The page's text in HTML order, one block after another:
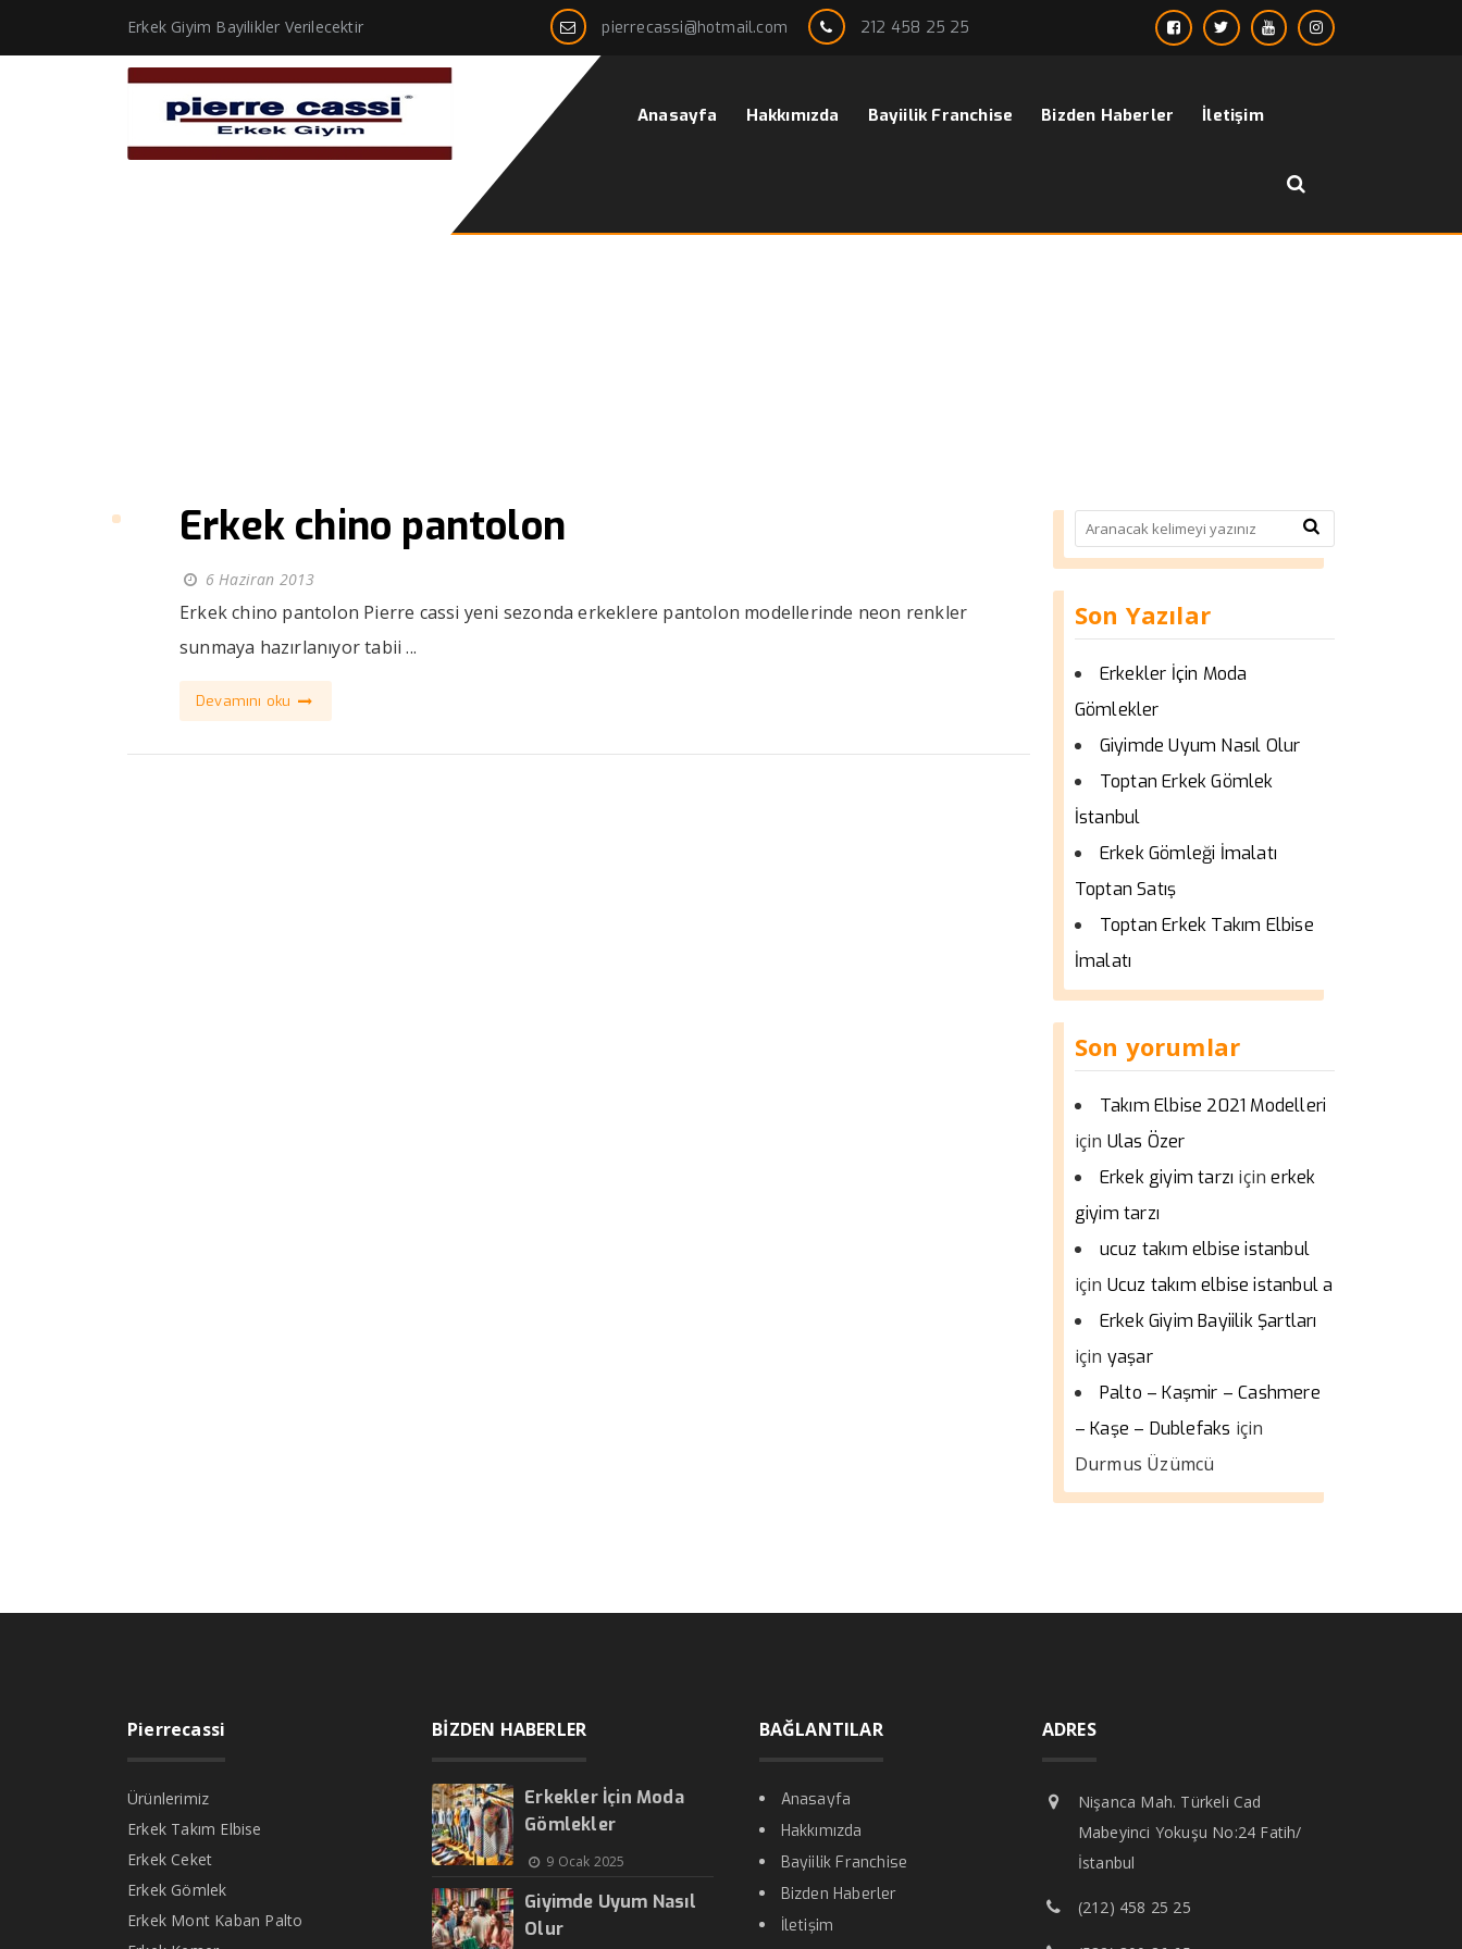
Erkek Giyim Bayilikler Verilecektir pierrecassi@hotmail.com 212 458 25 25
Anasayfa Hakkımızda Bayiilik Franchise Bizden Haberler İletişim
Erkek chino pantolon
6 Haziran 2013
Erkek chino pantolon Pierre cassi yeni sezonda erkeklere pantolon modellerinde neon renkler
sunmaya hazırlanıyor tabii ...
Devamını oku
Son Yazılar
Erkekler İçin Moda
Gömlekler
Giyimde Uyum Nasıl Olur
Toptan Erkek Gömlek
İstanbul
Erkek Gömleği İmalatı
Toptan Satış
Toptan Erkek Takım Elbise
İmalatı
Son yorumlar
Takım Elbise 2021 Modelleri
için Ulas Özer
Erkek giyim tarzı içinerkek
giyim tarzı
ucuz takım elbise istanbul
için Ucuz takım elbise istanbul a
Erkek Giyim Bayiilik Şartları
için yaşar
Palto – Kaşmir – Cashmere
– Kaşe – Dublefaks için
Durmus Üzümcü
Pierrecassi
Ürünlerimiz
Erkek Takım Elbise
Erkek Ceket
Erkek Gömlek
Erkek Mont Kaban Palto
BİZDEN HABERLER
Erkekler İçin Moda
Gömlekler
9 Ocak 2025
Giyimde Uyum Nasıl
Olur
BAĞLANTILAR
Anasayfa
Hakkımızda
Bayiilik Franchise
Bizden Haberler
İletişim
ADRES
Nişanca Mah. Türkeli Cad
Mabeyinci Yokuşu No:24 Fatih/
İstanbul
(212) 458 25 25